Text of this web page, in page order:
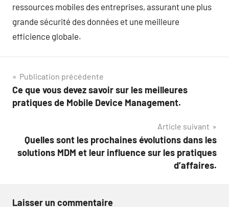
ressources mobiles des entreprises, assurant une plus
grande sécurité des données et une meilleure
efficience globale.
Navigation
de
Publication précédente
Ce que vous devez savoir sur les meilleures
pratiques de Mobile Device Management.
Article suivant
Quelles sont les prochaines évolutions dans les
solutions MDM et leur influence sur les pratiques
d’affaires.
Laisser un commentaire